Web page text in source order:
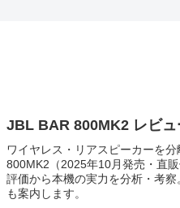
JBL BAR 800MK2 レビ
ワイヤレス・リアスピーカーを
800MK2（2025年10月発売・直
評価から本機の実力を分析・考
も案内します。